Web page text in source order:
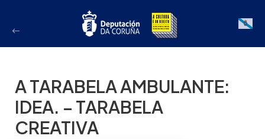
Galician
A TARABELA AMBULANTE:
IDEA. – TARABELA
CREATIVA